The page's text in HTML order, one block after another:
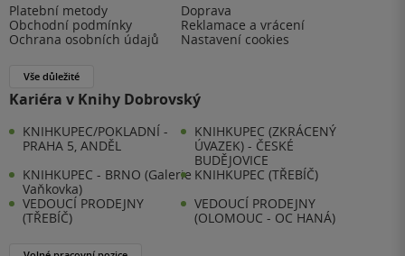
Platební metody
Doprava
Obchodní podmínky
Reklamace a vrácení
Ochrana osobních údajů
Nastavení cookies
Vše důležité
Kariéra v Knihy Dobrovský
KNIHKUPEC/POKLADNÍ -
PRAHA 5, ANDĚL
KNIHKUPEC (ZKRÁCENÝ
ÚVAZEK) - ČESKÉ
BUDĚJOVICE
KNIHKUPEC - BRNO (Galerie
Vaňkovka)
KNIHKUPEC (TŘEBÍČ)
VEDOUCÍ PRODEJNY
(TŘEBÍČ)
VEDOUCÍ PRODEJNY
(OLOMOUC - OC HANÁ)